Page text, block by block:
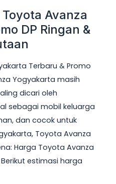
Toyota Avanza
DP Ringan &
Terbaru & Promo
Yogyakarta masih
dicari oleh
sebagai mobil keluarga
dan cocok untuk
Toyota Avanza
Harga Toyota Avanza
estimasi harga